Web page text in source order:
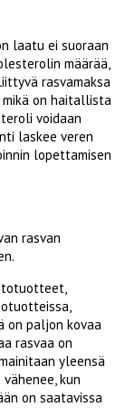
laatu ei suoraan
määrää,
rasvamaksa
on haitallista
voidaan
laskee veren
lopettamisen
rasvan
on paljon kovaa
rasvaa on
yleensä
kun
on saatavissa